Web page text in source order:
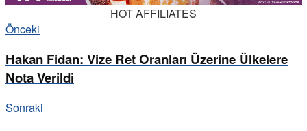
HOT AFFILIATES
Önceki
Hakan Fidan: Vize Ret Oranları Üzerine Ülkelere
Nota Verildi
Sonraki